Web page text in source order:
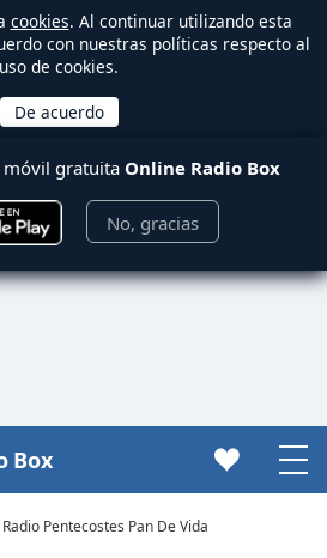
cookies. Al continuar utilizando esta
con nuestras políticas respecto al
uso de cookies.
móvil gratuita Online Radio Box
No, gracias
Box
Radio Pentecostes Pan De Vida